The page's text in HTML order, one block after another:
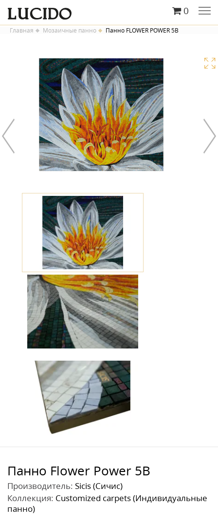
0
Главная Мозаичные панно Панно FLOWER POWER 5B
Панно Flower Power 5B
Производитель: Sicis (Сичис)
Коллекция: Customized carpets (Индивидуальные
панно)